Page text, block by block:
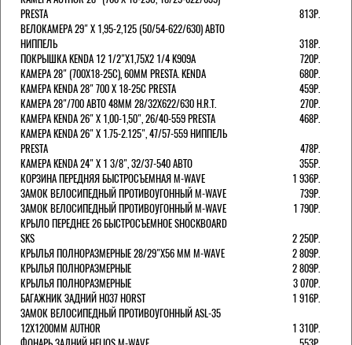
PRESTA
813Р.
ВЕЛОКАМЕРА 29" X 1,95-2,125 (50/54-622/630) АВТО
НИППЕЛЬ
318Р.
ПОКРЫШКА KENDA 12 1/2"Х1,75X2 1/4 K909A
720Р.
КАМЕРА 28" (700Х18-25С), 60ММ PRESTA. KENDA
680Р.
КАМЕРА KENDA 28" 700 Х 18-25С PRESTA
459Р.
КАМЕРА 28"/700 АВТО 48ММ 28/32Х622/630 H.R.T.
270Р.
КАМЕРА KENDA 26" Х 1,00-1,50", 26/40-559 PRESTA
468Р.
КАМЕРА KENDA 26" Х 1.75-2.125", 47/57-559 НИППЕЛЬ
PRESTA
478Р.
КАМЕРА KENDA 24" Х 1 3/8", 32/37-540 АВТО
355Р.
КОРЗИНА ПЕРЕДНЯЯ БЫСТРОСЪЕМНАЯ M-WAVE
1 936Р.
ЗАМОК ВЕЛОСИПЕДНЫЙ ПРОТИВОУГОННЫЙ M-WAVE
739Р.
ЗАМОК ВЕЛОСИПЕДНЫЙ ПРОТИВОУГОННЫЙ M-WAVE
1 790Р.
КРЫЛО ПЕРЕДНЕЕ 26 БЫСТРОСЪЕМНОЕ SHOCKBOARD
SKS
2 250Р.
КРЫЛЬЯ ПОЛНОРАЗМЕРНЫЕ 28/29"Х56 ММ M-WAVE
2 809Р.
КРЫЛЬЯ ПОЛНОРАЗМЕРНЫЕ
2 809Р.
КРЫЛЬЯ ПОЛНОРАЗМЕРНЫЕ
3 070Р.
БАГАЖНИК ЗАДНИЙ H037 HORST
1 916Р.
ЗАМОК ВЕЛОСИПЕДНЫЙ ПРОТИВОУГОННЫЙ ASL-35
12Х1200ММ AUTHOR
1 310Р.